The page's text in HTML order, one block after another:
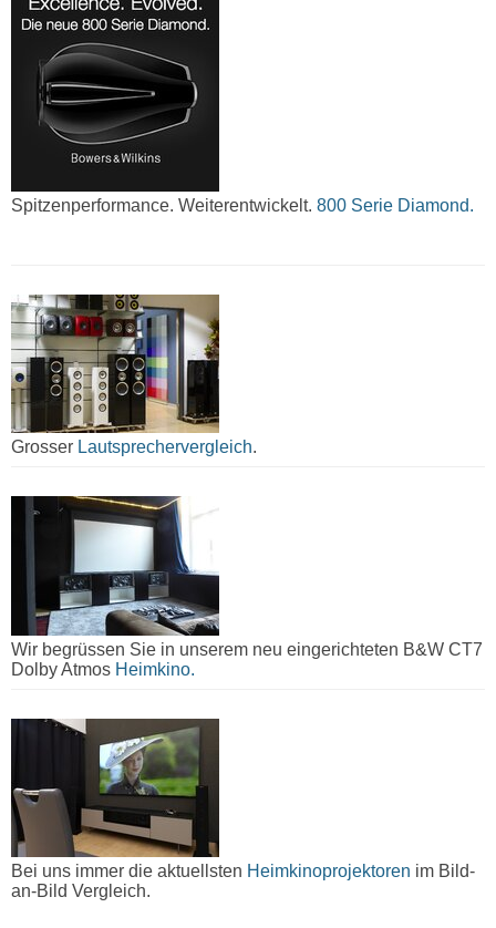
Spitzenperformance. Weiterentwickelt. 800 Serie Diamond.
Grosser Lautsprechervergleich.
Wir begrüssen Sie in unserem neu eingerichteten B&W CT7
Dolby Atmos Heimkino.
Bei uns immer die aktuellsten Heimkinoprojektoren im Bild-
an-Bild Vergleich.